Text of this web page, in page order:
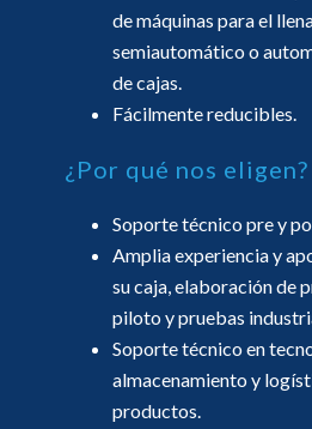
de máquinas para el
semiautomático o
de cajas.
Fácilmente reducibles.
¿Por qué nos eligen?
Soporte técnico pre y
Amplia experiencia y
su caja, elaboración de
piloto y pruebas
Soporte técnico en
almacenamiento y
productos.